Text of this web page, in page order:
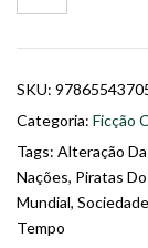
SKU:
Categoria: Ficção
Tags: Alteração
Nações, Piratas
Mundial,
Tempo